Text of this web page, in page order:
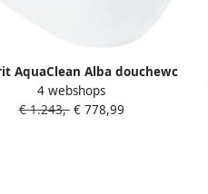
AquaClean Alba douchewc
spoelrandloos
afstandsbediening KeraTect
4 webshops
€ 1.243,-€ 778,99